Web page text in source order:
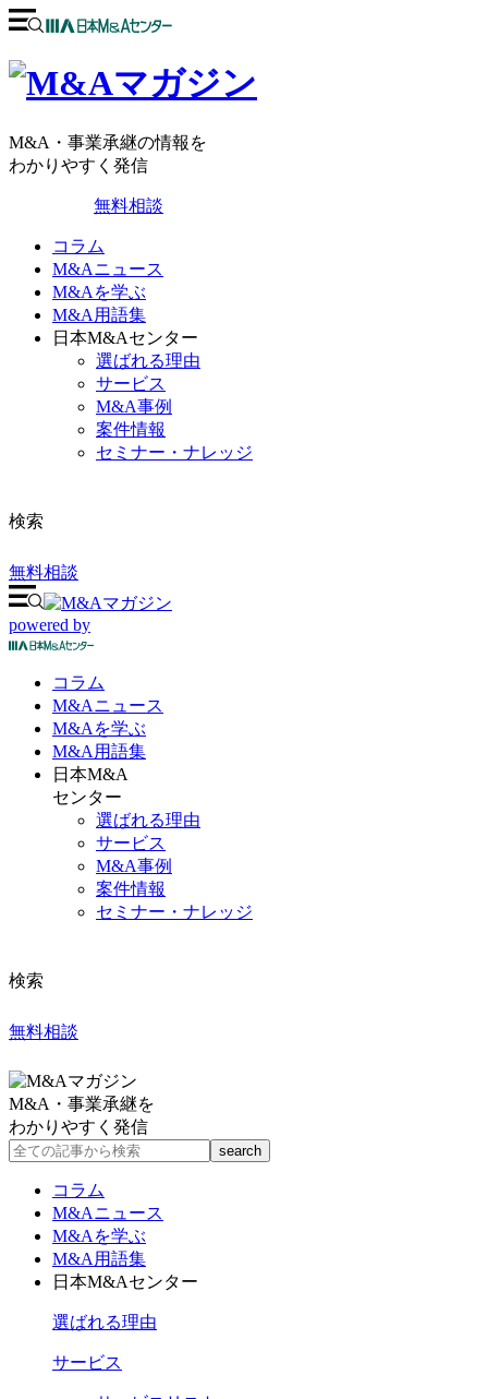
M&A・事業承継の情報を
わかりやすく発信
無料相談
コラム
M&Aニュース
M&Aを学ぶ
M&A用語集
日本M&Aセンター
選ばれる理由
サービス
M&A事例
案件情報
セミナー・ナレッジ
検索
無料相談
powered by
コラム
M&Aニュース
M&Aを学ぶ
M&A 用語集
日本M&A
センター
選ばれる理由
サービス
M&A事例
案件情報
セミナー・ナレッジ
検索
無料相談
M&A・事業承継を
わかりやすく発信
コラム
M&Aニュース
M&Aを学ぶ
M&A用語集
日本M&Aセンター
選ばれる理由
サービス